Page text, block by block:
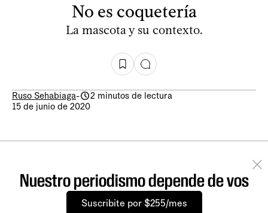
No es coquetería
La mascota y su contexto.
Ruso Sehabiaga-
2 minutos de lectura
15 de junio de 2020
Nuestro periodismo depende de vos
Suscribite por $255/mes